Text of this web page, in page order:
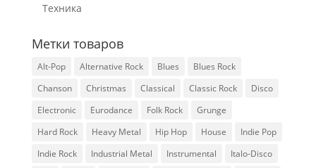
Техника
Метки товаров
Alt-Pop Alternative Rock Blues
Blues Rock
Chanson
Christmas Classical Classic Rock
Disco
Electronic
Eurodance Folk Rock
Grunge
Hard Rock
Heavy Metal Hip Hop House
Indie Pop
Indie Rock
Industrial Metal Instrumental
Italo-Disco